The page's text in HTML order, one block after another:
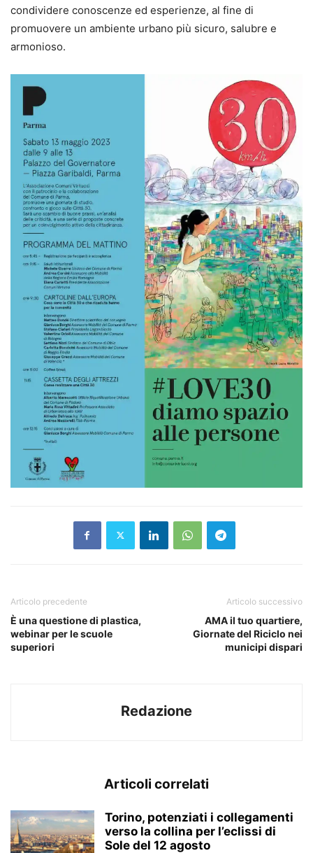
condividere conoscenze ed esperienze, al fine di
promuovere un ambiente urbano più sicuro, salubre e
armonioso.
Articolo precedente
È una questione di plastica,
webinar per le scuole
superiori
Articolo successivo
AMA il tuo quartiere,
Giornate del Riciclo nei
municipi dispari
Redazione
Articoli correlati
Torino, potenziati i collegamenti
verso la collina per l’eclissi di
Sole del 12 agosto